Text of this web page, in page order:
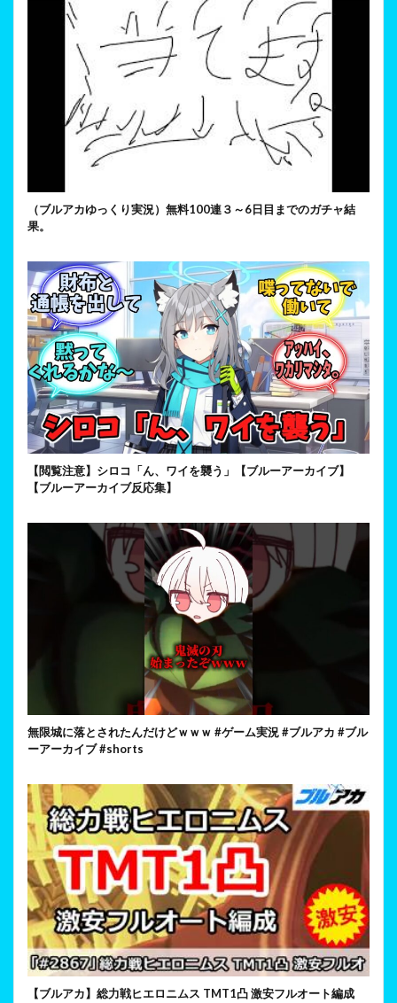
（ブルアカゆっくり実況）無料100連３～6日目までのガチャ結
果。
【閲覧注意】シロコ「ん、ワイを襲う」【ブルーアーカイブ】
【ブルーアーカイブ反応集】
無限城に落とされたんだけどｗｗｗ #ゲーム実況 #ブルアカ #ブル
ーアーカイブ #shorts
【ブルアカ】総力戦ヒエロニムス TMT1凸 激安フルオート編成